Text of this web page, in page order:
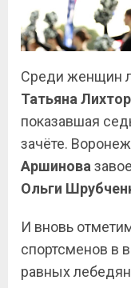
Среди женщин
Татьяна
показавшая
зачёте.
Аршинова
Ольги
И вновь
спортсменов в
равных